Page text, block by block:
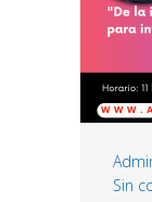
Sin